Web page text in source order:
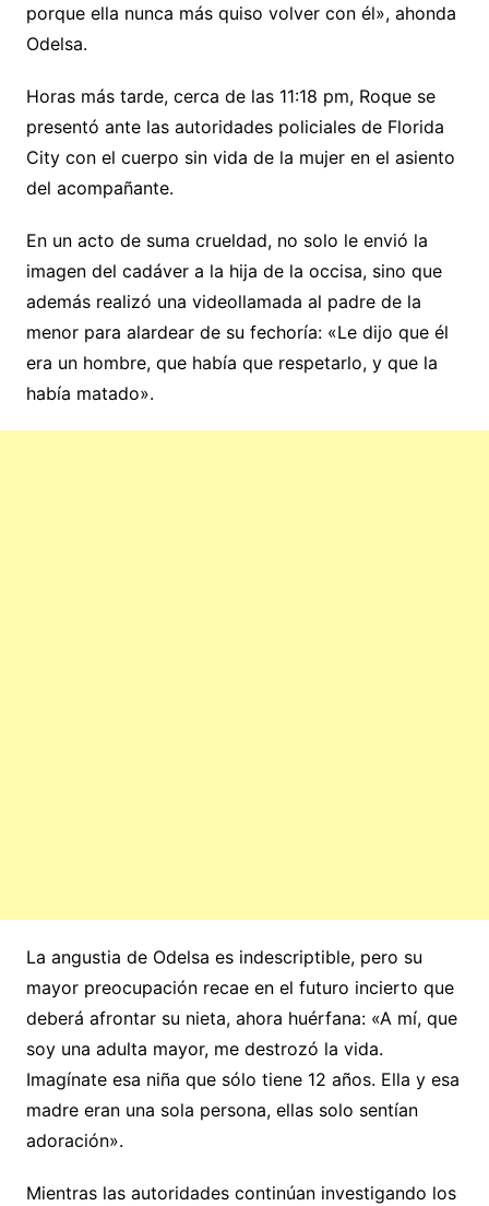
porque ella nunca más quiso volver con él», ahonda
Odelsa.
Horas más tarde, cerca de las 11:18 pm, Roque se
presentó ante las autoridades policiales de Florida
City con el cuerpo sin vida de la mujer en el asiento
del acompañante.
En un acto de suma crueldad, no solo le envió la
imagen del cadáver a la hija de la occisa, sino que
además realizó una videollamada al padre de la
menor para alardear de su fechoría: «Le dijo que él
era un hombre, que había que respetarlo, y que la
había matado».
La angustia de Odelsa es indescriptible, pero su
mayor preocupación recae en el futuro incierto que
deberá afrontar su nieta, ahora huérfana: «A mí, que
soy una adulta mayor, me destrozó la vida.
Imagínate esa niña que sólo tiene 12 años. Ella y esa
madre eran una sola persona, ellas solo sentían
adoración».
Mientras las autoridades continúan investigando los